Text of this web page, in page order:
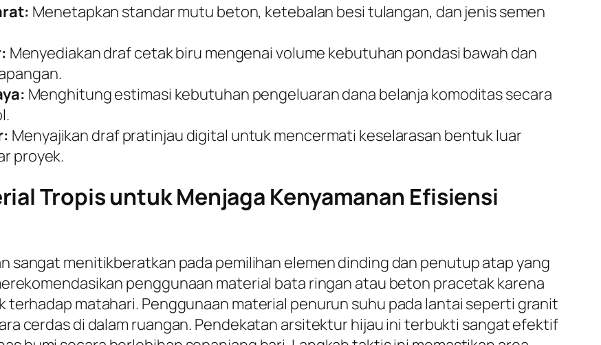
Menetapkan standar mutu beton, ketebalan besi tulangan, dan jenis semen
Menyediakan draf cetak biru mengenai volume kebutuhan pondasi bawah dan
Menghitung estimasi kebutuhan pengeluaran dana belanja komoditas secara
Menyajikan draf pratinjau digital untuk mencermati keselarasan bentuk luar
proyek.
Tropis untuk Menjaga Kenyamanan Efisiensi
sangat menitikberatkan pada pemilihan elemen dinding dan penutup atap yang
penggunaan material bata ringan atau beton pracetak karena
terhadap matahari. Penggunaan material penurun suhu pada lantai seperti granit
cerdas di dalam ruangan. Pendekatan arsitektur hijau ini terbukti sangat efektif